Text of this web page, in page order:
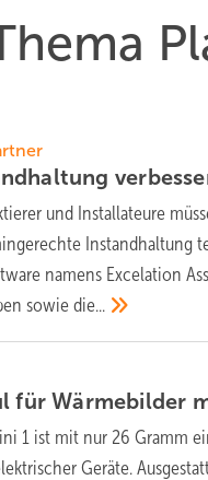
und Installateure
Instandhaltung
namens Excelation
sowiedie...
l für Wärmebilder
1 ist mit nur 26 Gramm
Geräte.